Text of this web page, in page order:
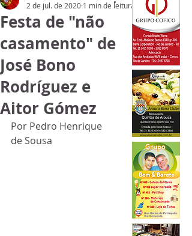
Festa de "não
casamento" de
José Bono
Rodríguez e
Aitor Gómez
2 de jul. de 2020 1 min de leitura
Por Pedro Henrique
de Sousa